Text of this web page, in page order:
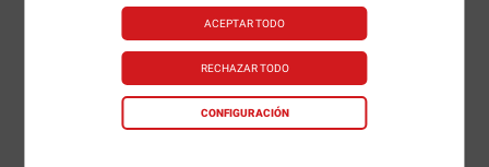
ACEPTAR TODO
RECHAZAR TODO
CONFIGURACIÓN
estabilidad gracias a su elevado pH por encima de 12,
que no se convertirá en creatinina permitiendo que la
creatina sea absorbida en unas mayores proporciones.
La velocidad de conversión de creatina a creatinina
está directamente relacionada con el pH del líquido